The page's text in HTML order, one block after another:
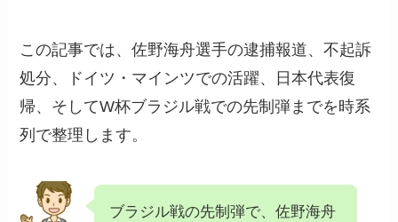
この記事では、佐野海舟選手の逮捕報道、不起訴
処分、ドイツ・マインツでの活躍、日本代表復
帰、そしてW杯ブラジル戦での先制弾までを時系
列で整理します。
ブラジル戦の先制弾で、佐野海舟